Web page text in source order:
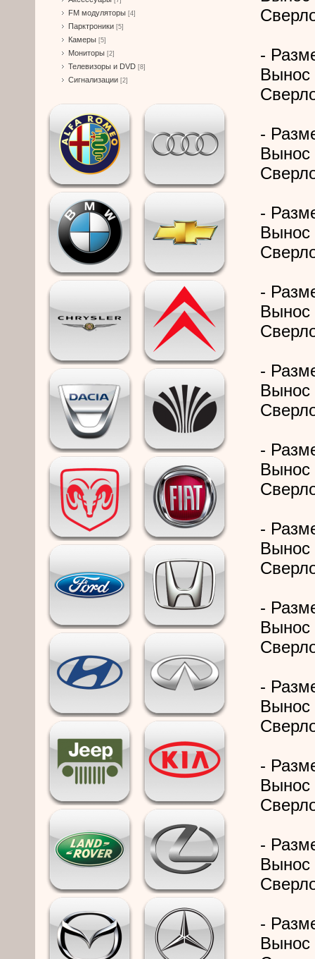
FM модуляторы [4]
Парктроники [5]
Камеры [5]
Мониторы [2]
Телевизоры и DVD [8]
Сигнализации [2]
-
Вынос
-
Вынос
-
Вынос
-
Вынос
-
Вынос
-
Вынос
-
Вынос
-
Вынос
-
Вынос
-
Вынос
-
Вынос
-
Вынос